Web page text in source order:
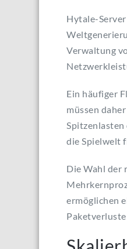
Hytale-
Verwaltung
Ein häufiger
müssen
Spitzenlasten
die Spielwelt
Die Wahl der
ermöglichen